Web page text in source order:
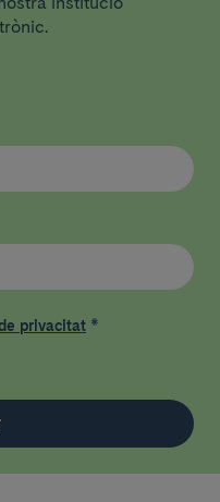
privacitat *